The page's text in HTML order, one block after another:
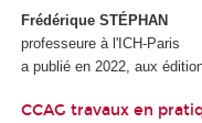
Frédérique STÉPHAN
professeure à l'ICH-Paris
a publié en 2022, aux
CCAG travaux en